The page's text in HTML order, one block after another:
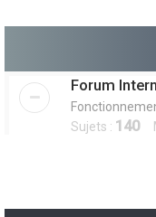
Forum
Sujets : 140